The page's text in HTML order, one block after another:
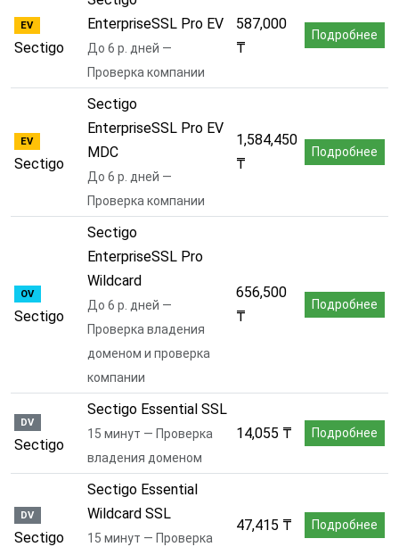
EV
Sectigo
EnterpriseSSL Pro EV
До 6 р. дней —
Проверка компании
587,000
₸
Подробнее
EV
Sectigo
Sectigo
EnterpriseSSL Pro EV
MDC
До 6 р. дней —
Проверка компании
1,584,450
₸
Подробнее
OV
Sectigo
Sectigo
EnterpriseSSL Pro
Wildcard
До 6 р. дней —
Проверка владения
доменом и проверка
компании
656,500
₸
Подробнее
DV
Sectigo
Sectigo Essential SSL
15 минут — Проверка
владения доменом
14,055 ₸ Подробнее
DV
Sectigo
Sectigo Essential
Wildcard SSL
15 минут — Проверка
47,415 ₸ Подробнее